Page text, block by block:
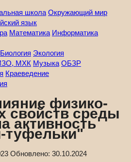
школа Окружающий мир
язык
Математика Информатика
Биология Экология
МХК Музыка ОБЗР
Краеведение
физико-
свойств среды
активность
туфельки"
Обновлено: 30.10.2024